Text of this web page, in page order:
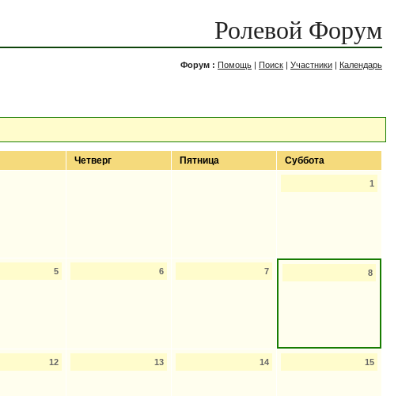
Ролевой Форум
Форум : Помощь | Поиск | Участники | Календарь
Четверг Пятница Суббота
1
5 6 7 8
12 13 14 15